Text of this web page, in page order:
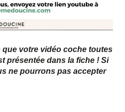
votre vidéo coche toutes
présentée dans la fiche ! Si
ne pourrons pas accepter